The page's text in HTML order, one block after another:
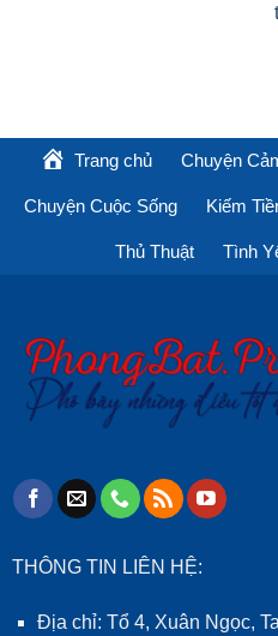
Trang chủ Chuyện
Chuyện Cuộc Sống Kiếm
Thủ Thuật Tình
THÔNG TIN LIÊN HỆ:
Địa chỉ: Tổ 4, Xuân Ngọc,